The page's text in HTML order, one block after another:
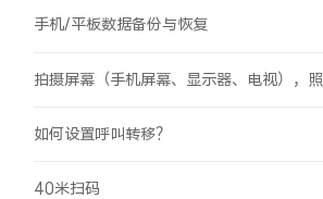
手机/平板数据备份与恢复
如何设置呼叫转移？
40米扫码